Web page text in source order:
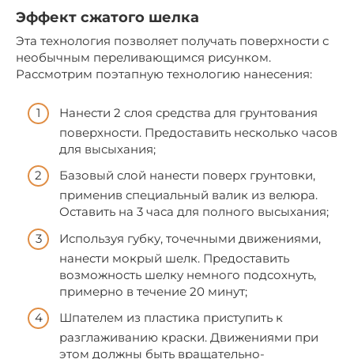
Эффект сжатого шелка
Эта технология позволяет получать поверхности с
необычным переливающимся рисунком.
Рассмотрим поэтапную технологию нанесения:
Нанести 2 слоя средства для грунтования
поверхности. Предоставить несколько часов
для высыхания;
Базовый слой нанести поверх грунтовки,
применив специальный валик из велюра.
Оставить на 3 часа для полного высыхания;
Используя губку, точечными движениями,
нанести мокрый шелк. Предоставить
возможность шелку немного подсохнуть,
примерно в течение 20 минут;
Шпателем из пластика приступить к
разглаживанию краски. Движениями при
этом должны быть вращательно-